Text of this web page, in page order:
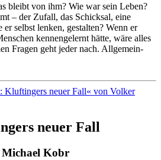
bleibt von ihm? Wie war sein Leben?
– der Zufall, das Schick­sal, eine
selbst lenken, gestalten? Wenn er
kennen­gelernt hätte, wäre alles
Fragen geht jeder nach. Allge­mein­
neuer Fall
Kobr